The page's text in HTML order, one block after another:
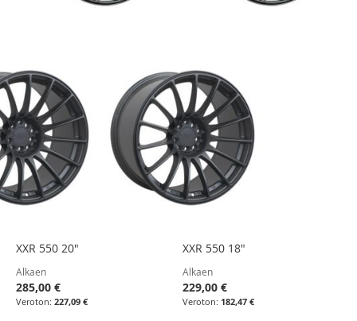
XXR 550 20"
Alkaen
285,00 €
227,09 €
XXR 550 18"
Alkaen
229,00 €
182,47 €